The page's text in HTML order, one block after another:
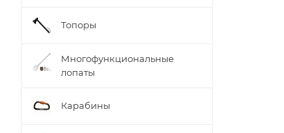
Топоры
Многофункциональные
лопаты
Карабины